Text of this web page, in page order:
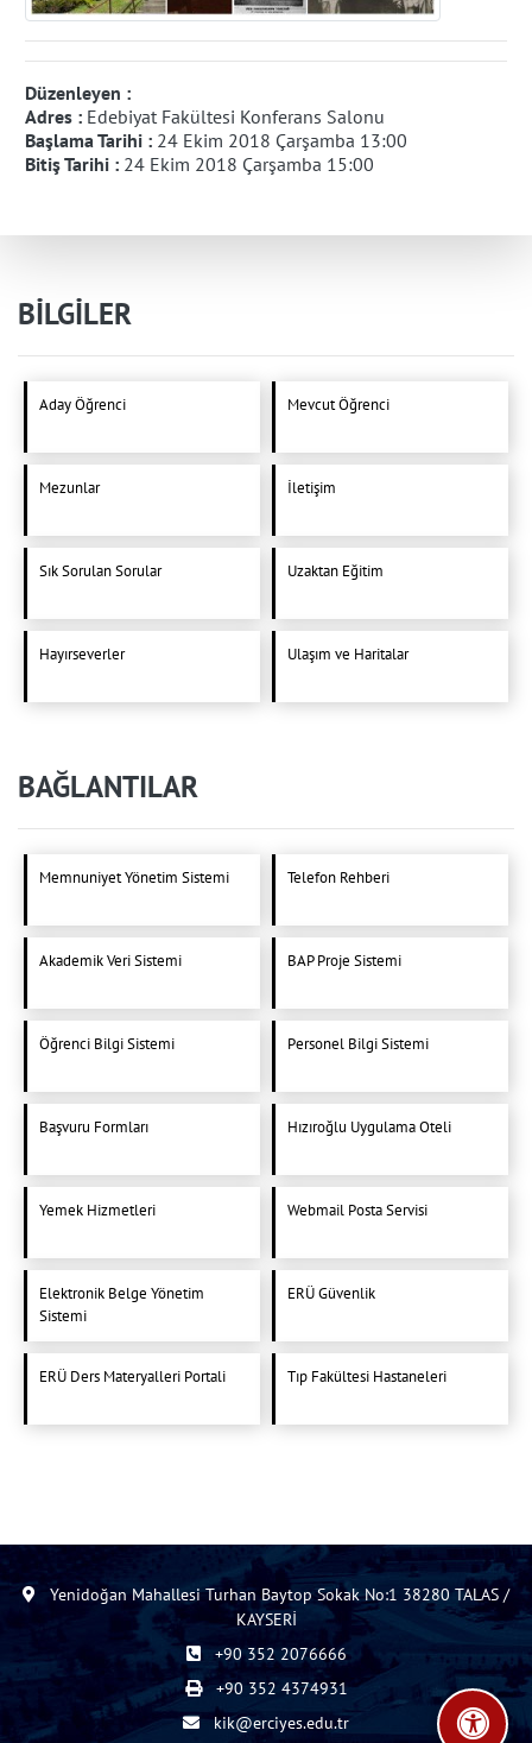
Düzenleyen :
Adres : Edebiyat Fakültesi Konferans Salonu
Başlama Tarihi : 24 Ekim 2018 Çarşamba 13:00
Bitiş Tarihi : 24 Ekim 2018 Çarşamba 15:00
BİLGİLER
Aday Öğrenci Mevcut Öğrenci
Mezunlar İletişim
Sık Sorulan Sorular Uzaktan Eğitim
Hayırseverler Ulaşım ve Haritalar
BAĞLANTILAR
Memnuniyet Yönetim Sistemi Telefon Rehberi
Akademik Veri Sistemi BAP Proje Sistemi
Öğrenci Bilgi Sistemi Personel Bilgi Sistemi
Başvuru Formları Hızıroğlu Uygulama Oteli
Yemek Hizmetleri Webmail Posta Servisi
Elektronik Belge Yönetim
Sistemi
ERÜ Güvenlik
ERÜ Ders Materyalleri Portali Tıp Fakültesi Hastaneleri
Yenidoğan Mahallesi Turhan Baytop Sokak No:1 38280 TALAS /
KAYSERİ
+90 352 2076666
+90 352 4374931
kik@erciyes.edu.tr